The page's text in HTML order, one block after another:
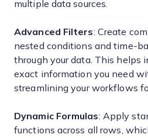
multiple data sources.
Advanced Filters: Create
nested conditions and time-
through your data. This helps
exact information you need
streamlining your workflows
Dynamic Formulas: Apply
functions across all rows,